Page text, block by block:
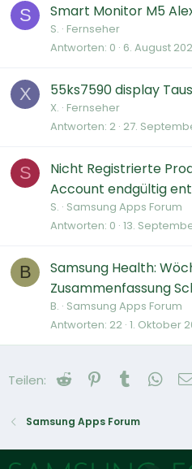
S Smart Monitor M5
S. Fernseher
Antworten 0 6. August
X 55ks7590 display
X. Fernseher
Antworten 2 27.
S
Nicht Registrierte
Account endgültig
S. Samsung Apps Forum
Antworten 0 13.
B
Samsung Health:
Zusammenfassung
B. Samsung Apps Forum
Antworten 22 1. Oktober
Teilen: Reddit Pinterest
Tumblr
Samsung Apps Forum